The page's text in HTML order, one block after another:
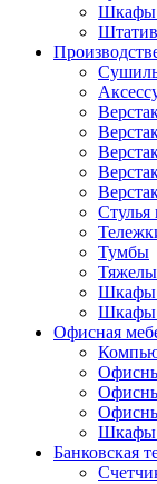
Шкафы
Тумбы
Шкафы
Шкафы
Офисная
Шкафы
Банковская